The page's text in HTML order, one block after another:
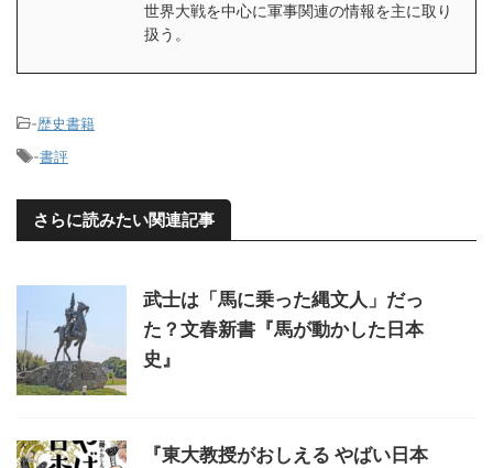
世界大戦を中心に軍事関連の情報を主に取り
扱う。
-歴史書籍
-書評
さらに読みたい関連記事
武士は「馬に乗った縄文人」だっ
た？文春新書『馬が動かした日本
史』
『東大教授がおしえる やばい日本